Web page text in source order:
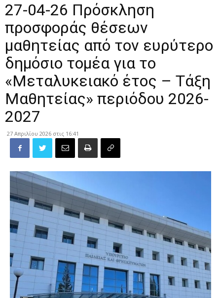
27-04-26 Πρόσκληση
προσφοράς θέσεων
μαθητείας από τον ευρύτερο
δημόσιο τομέα για το
«Μεταλυκειακό έτος – Τάξη
Μαθητείας» περιόδου 2026-
2027
27 Απριλίου 2026 στις 16:41